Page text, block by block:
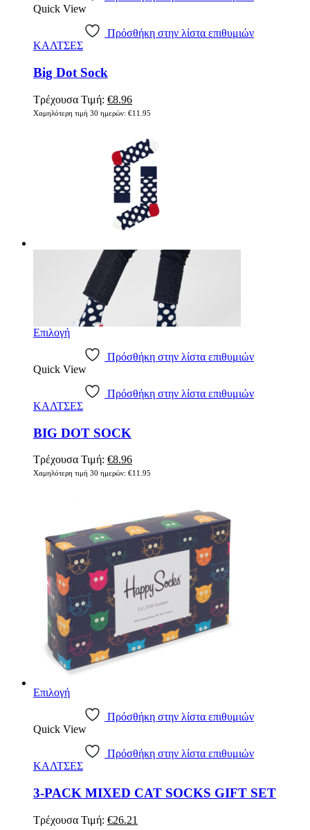
Quick View
Πρόσθήκη στην λίστα επιθυμιών
ΚΑΛΤΣΕΣ
Big Dot Sock
Τρέχουσα Τιμή: €8.96
Χαμηλότερη τιμή 30 ημερών: €11.95
Επιλογή
Πρόσθήκη στην λίστα επιθυμιών
Quick View
Πρόσθήκη στην λίστα επιθυμιών
ΚΑΛΤΣΕΣ
BIG DOT SOCK
Τρέχουσα Τιμή: €8.96
Χαμηλότερη τιμή 30 ημερών: €11.95
Επιλογή
Πρόσθήκη στην λίστα επιθυμιών
Quick View
Πρόσθήκη στην λίστα επιθυμιών
ΚΑΛΤΣΕΣ
3-PACK MIXED CAT SOCKS GIFT SET
Τρέχουσα Τιμή: €26.21